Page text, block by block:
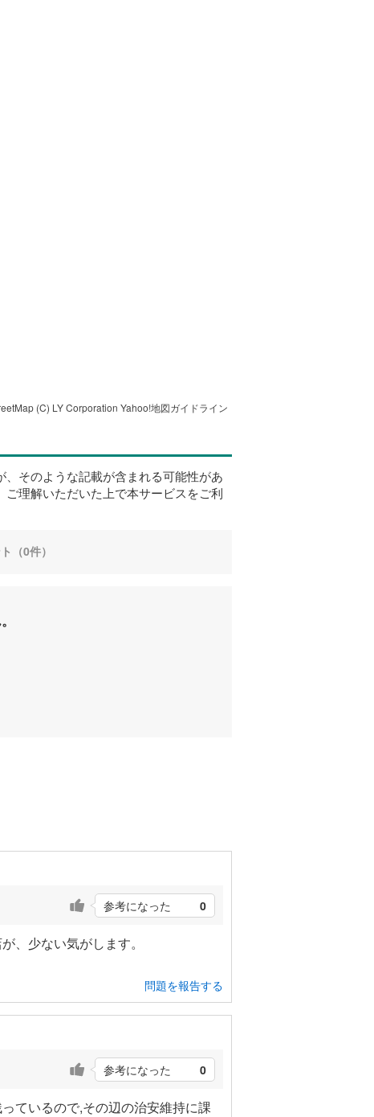
(C) LY Corporation Yahoo!地図ガイドライン
そのような記載が含まれる可能性があ
理解いただいた上で本サービスをご利
（0件）
参考になった 0
、少ない気がします。
問題を報告する
参考になった 0
ているので,その辺の治安維持に課